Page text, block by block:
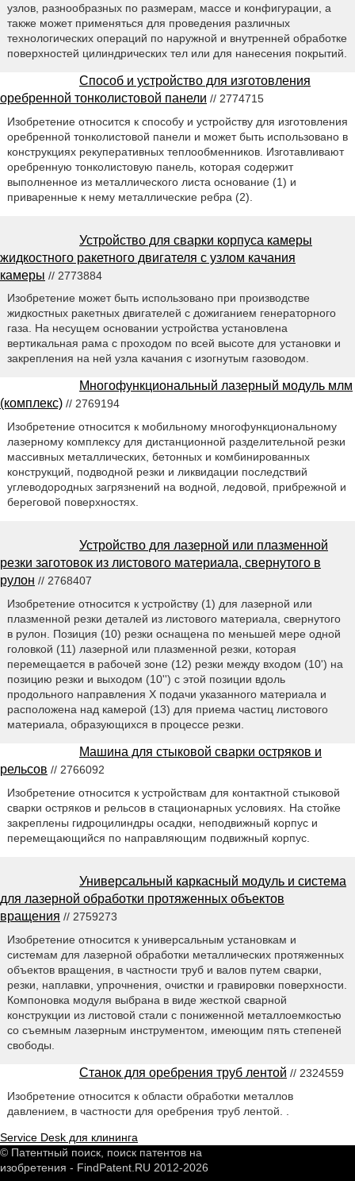
узлов, разнообразных по размерам, массе и конфигурации, а
также может применяться для проведения различных
технологических операций по наружной и внутренней обработке
поверхностей цилиндрических тел или для нанесения покрытий.
Способ и устройство для изготовления
оребренной тонколистовой панели // 2774715
Изобретение относится к способу и устройству для изготовления
оребренной тонколистовой панели и может быть использовано в
конструкциях рекуперативных теплообменников. Изготавливают
оребренную тонколистовую панель, которая содержит
выполненное из металлического листа основание (1) и
приваренные к нему металлические ребра (2).
Устройство для сварки корпуса камеры
жидкостного ракетного двигателя с узлом качания
камеры // 2773884
Изобретение может быть использовано при производстве
жидкостных ракетных двигателей с дожиганием генераторного
газа. На несущем основании устройства установлена
вертикальная рама с проходом по всей высоте для установки и
закрепления на ней узла качания с изогнутым газоводом.
Многофункциональный лазерный модуль млм
(комплекс) // 2769194
Изобретение относится к мобильному многофункциональному
лазерному комплексу для дистанционной разделительной резки
массивных металлических, бетонных и комбинированных
конструкций, подводной резки и ликвидации последствий
углеводородных загрязнений на водной, ледовой, прибрежной и
береговой поверхностях.
Устройство для лазерной или плазменной
резки заготовок из листового материала, свернутого в
рулон // 2768407
Изобретение относится к устройству (1) для лазерной или
плазменной резки деталей из листового материала, свернутого
в рулон. Позиция (10) резки оснащена по меньшей мере одной
головкой (11) лазерной или плазменной резки, которая
перемещается в рабочей зоне (12) резки между входом (10') на
позицию резки и выходом (10'') с этой позиции вдоль
продольного направления X подачи указанного материала и
расположена над камерой (13) для приема частиц листового
материала, образующихся в процессе резки.
Машина для стыковой сварки остряков и
рельсов // 2766092
Изобретение относится к устройствам для контактной стыковой
сварки остряков и рельсов в стационарных условиях. На стойке
закреплены гидроцилиндры осадки, неподвижный корпус и
перемещающийся по направляющим подвижный корпус.
Универсальный каркасный модуль и система
для лазерной обработки протяженных объектов
вращения // 2759273
Изобретение относится к универсальным установкам и
системам для лазерной обработки металлических протяженных
объектов вращения, в частности труб и валов путем сварки,
резки, наплавки, упрочнения, очистки и гравировки поверхности.
Компоновка модуля выбрана в виде жесткой сварной
конструкции из листовой стали с пониженной металлоемкостью
со съемным лазерным инструментом, имеющим пять степеней
свободы.
Станок для оребрения труб лентой // 2324559
Изобретение относится к области обработки металлов
давлением, в частности для оребрения труб лентой. .
Service Desk для клининга
© Патентный поиск, поиск патентов на
изобретения - FindPatent.RU 2012-2026